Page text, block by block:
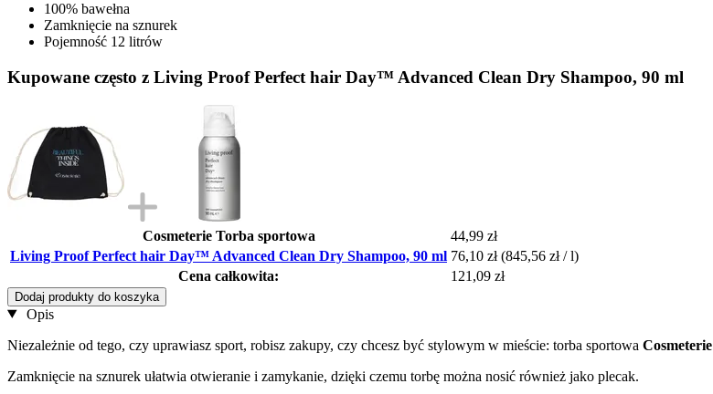
100% bawełna
Zamknięcie na sznurek
Pojemność 12 litrów
Kupowane często z Living Proof Perfect hair Day™ Advanced Clean Dry Shampoo, 90 ml
Cosmeterie Torba sportowa
44,99 zł
Living Proof Perfect hair Day™ Advanced Clean Dry Shampoo, 90 ml 76,10 zł (845,56 zł / l)
Cena całkowita:
121,09 zł
Dodaj produkty do koszyka
Opis
Niezależnie od tego, czy uprawiasz sport, robisz zakupy, czy chcesz być stylowym w mieście: torba sportowa Cosmeterie
Zamknięcie na sznurek ułatwia otwieranie i zamykanie, dzięki czemu torbę można nosić również jako plecak.